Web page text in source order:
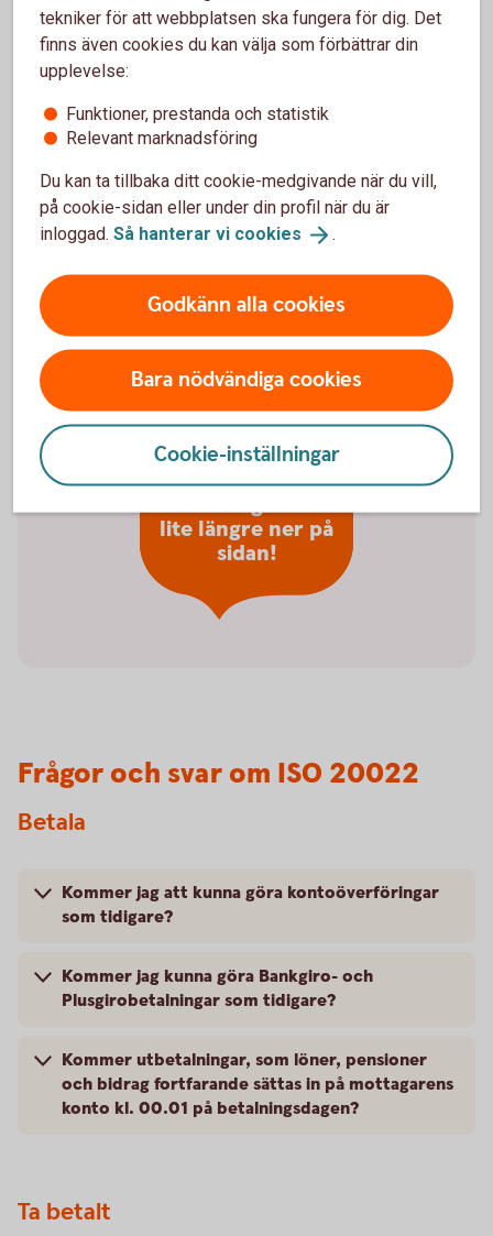
Viktig information
Bankgironummer och Plusgironummer kommer
Det blir obligatoriskt att ange
betalningsmottagarens namn vid
bankgiro- och plusgirobetalning
Fler viktiga
förändringar finns
lite längre ner på
sidan!
Frågor och svar om ISO 20022
Betala
Kommer jag att kunna göra kontoöverföringar
som tidigare?
Kommer jag kunna göra Bankgiro- och
Plusgirobetalningar som tidigare?
Kommer utbetalningar, som löner, pensioner
och bidrag fortfarande sättas in på mottagarens
konto kl. 00.01 på betalningsdagen?
Ta betalt
tekniker för att webbplatsen ska fungera för dig. Det
finns även cookies du kan välja som förbättrar din
upplevelse:
Funktioner, prestanda och statistik
Relevant marknadsföring
Du kan ta tillbaka ditt cookie-medgivande när du vill,
på cookie-sidan eller under din profil när du är
inloggad. Så hanterar vi cookies .
Godkänn alla cookies
Bara nödvändiga cookies
Cookie-inställningar